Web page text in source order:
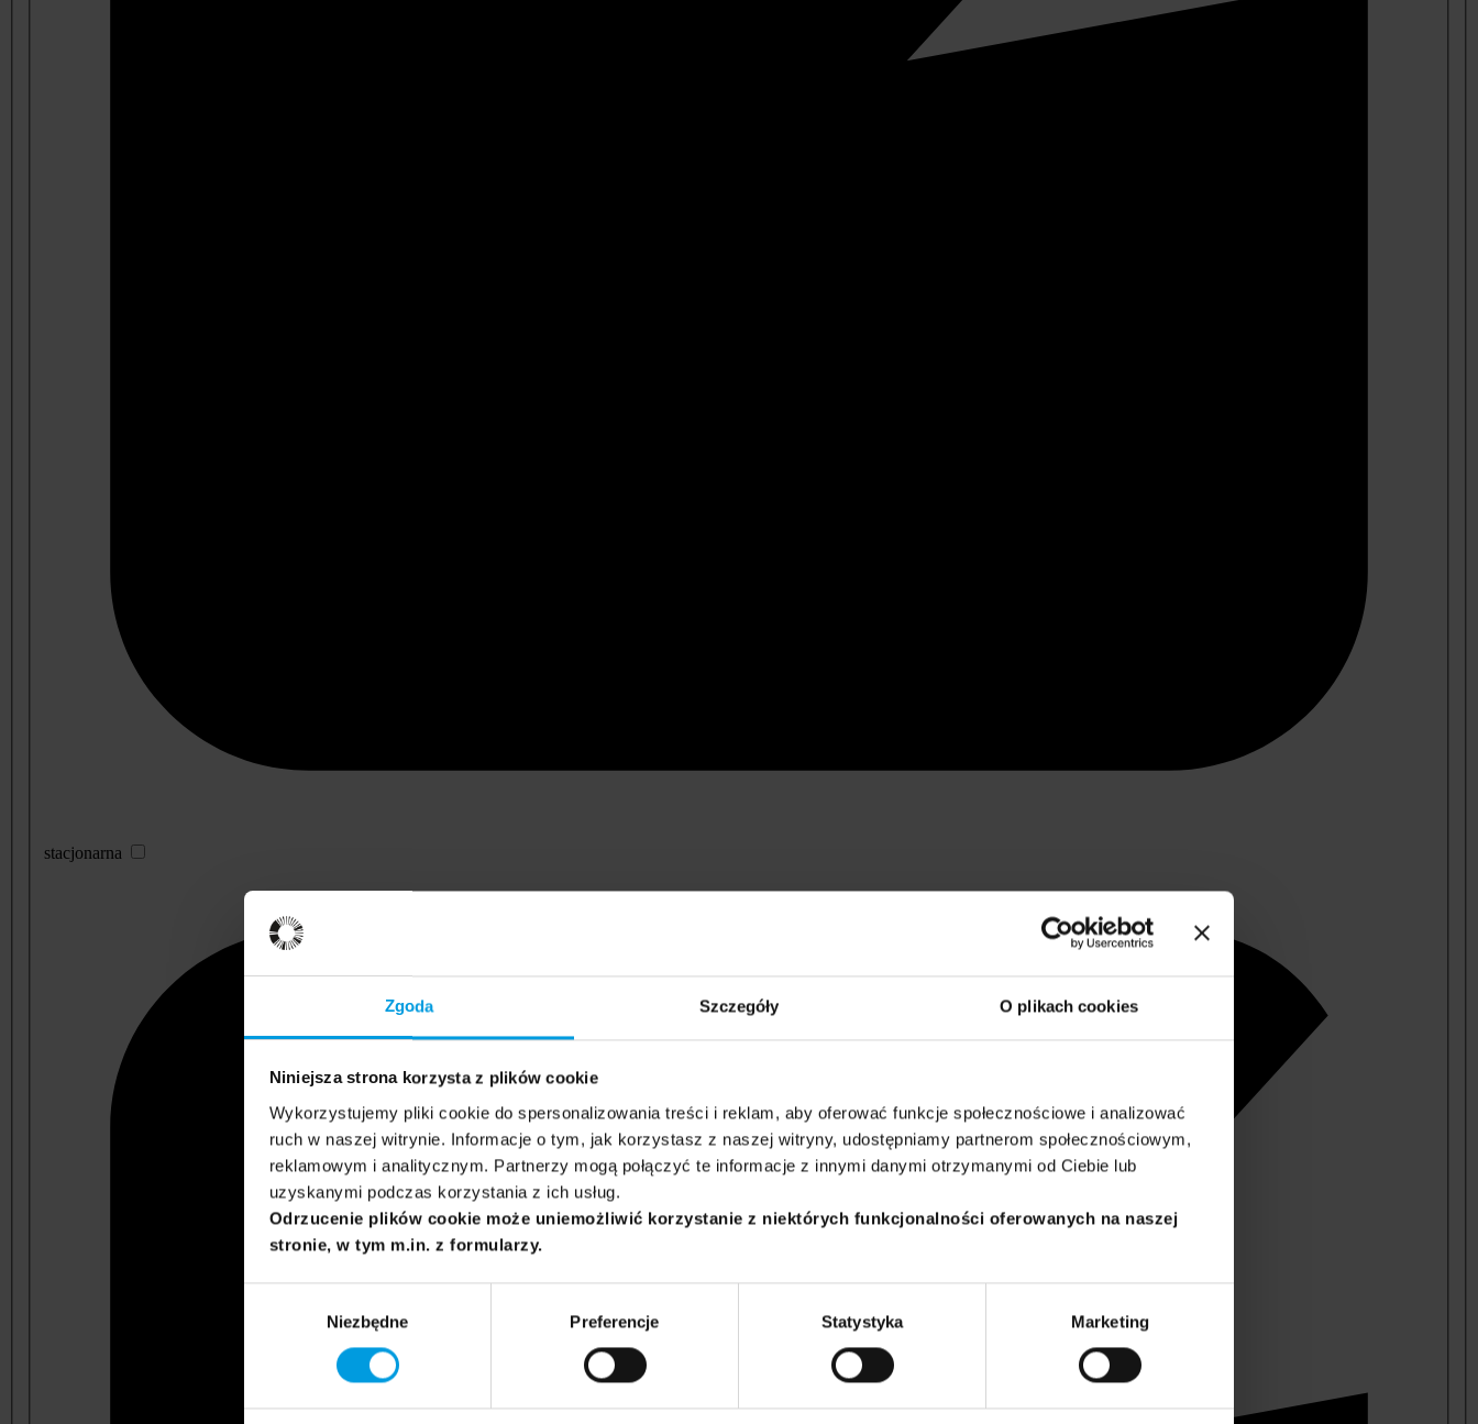
Zgoda Szczegóły O plikach cookies
Niniejsza strona korzysta z plików cookie
Wykorzystujemy pliki cookie do spersonalizowania treści i reklam, aby oferować funkcje społecznościowe i analizować
ruch w naszej witrynie. Informacje o tym, jak korzystasz z naszej witryny, udostępniamy partnerom społecznościowym,
reklamowym i analitycznym. Partnerzy mogą połączyć te informacje z innymi danymi otrzymanymi od Ciebie lub
uzyskanymi podczas korzystania z ich usług.
Odrzucenie plików cookie może uniemożliwić korzystanie z niektórych funkcjonalności oferowanych na naszej
stronie, w tym m.in. z formularzy.
Niezbędne Preferencje Statystyka Marketing
stacjonarna